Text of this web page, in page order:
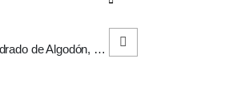
Cojín Suelo, estilo Boho, cuadrado de Algodón, con Flecos y Rayas